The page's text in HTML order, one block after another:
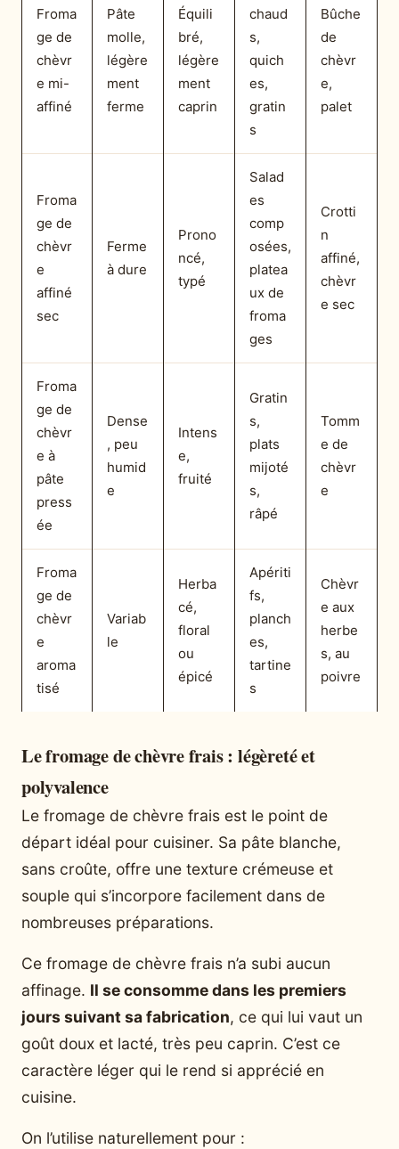
Froma
ge de
chèvr
e mi-
affiné
Pâte
molle,
légère
ment
ferme
Équili
bré,
légère
ment
caprin
chaud
s,
quich
es,
gratin
s
Bûche
de
chèvr
e,
palet
Froma
ge de
chèvr
e
affiné
sec
Ferme
à dure
Prono
ncé,
typé
Salad
es
comp
osées,
platea
ux de
froma
ges
Crotti
n
affiné,
chèvr
e sec
Froma
ge de
chèvr
e à
pâte
press
ée
Dense
, peu
humid
e
Intens
e,
fruité
Gratin
s,
plats
mijoté
s,
râpé
Tomm
e de
chèvr
e
Froma
ge de
chèvr
e
aroma
tisé
Variab
le
Herba
cé,
floral
ou
épicé
Apériti
fs,
planch
es,
tartine
s
Chèvr
e aux
herbe
s, au
poivre
Le fromage de chèvre frais : légèreté et
polyvalence
Le fromage de chèvre frais est le point de
départ idéal pour cuisiner. Sa pâte blanche,
sans croûte, offre une texture crémeuse et
souple qui s’incorpore facilement dans de
nombreuses préparations.
Ce fromage de chèvre frais n’a subi aucun
affinage. Il se consomme dans les premiers
jours suivant sa fabrication, ce qui lui vaut un
goût doux et lacté, très peu caprin. C’est ce
caractère léger qui le rend si apprécié en
cuisine.
On l’utilise naturellement pour :